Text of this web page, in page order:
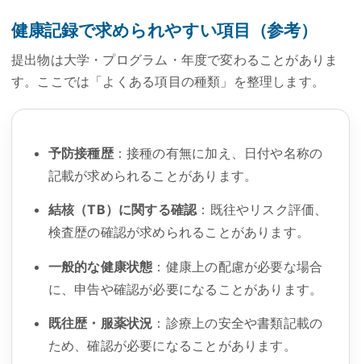
健康記録で求められやすい項目（参考）
提出物は大学・プログラム・年度で変わることがありま
す。ここでは「よくある項目の種類」を整理します。
予防接種歴：接種の有無に加え、日付や名称の
記載が求められることがあります。
結核（TB）に関する確認：既往やリスク評価、
検査歴の確認が求められることがあります。
一般的な健康状態 ：健康上の配慮が必要な場合
に、申告や確認が必要になることがあります。
既往歴・服薬状況 ：診療上の安全や書類記載の
ため、確認が必要になることがあります。